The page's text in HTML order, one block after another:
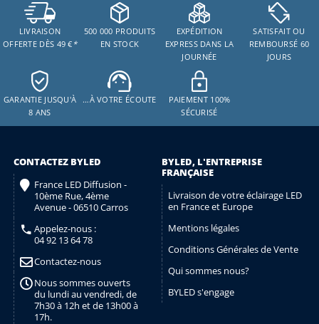
LIVRAISON
OFFERTE DÈS 49 € *
500 000 PRODUITS
EN STOCK
EXPÉDITION
EXPRESS DANS LA
JOURNÉE
SATISFAIT OU
REMBOURSÉ 60
JOURS
GARANTIE JUSQU'À
8 ANS
…À VOTRE ÉCOUTE
PAIEMENT 100%
SÉCURISÉ
CONTACTEZ BYLED
France LED Diffusion -
10ème Rue, 4ème
Avenue - 06510 Carros
Appelez-nous :
04 92 13 64 78
Contactez-nous
Nous sommes ouverts
du lundi au vendredi, de
7h30 à 12h et de 13h00 à
17h.
BYLED, L'ENTREPRISE
FRANÇAISE
Livraison de votre éclairage LED
en France et Europe
Mentions légales
Conditions Générales de Vente
Qui sommes nous?
BYLED s'engage